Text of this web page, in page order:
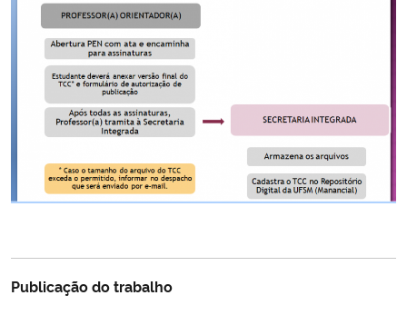
Banco Central do Brasil
Publicação do trabalho